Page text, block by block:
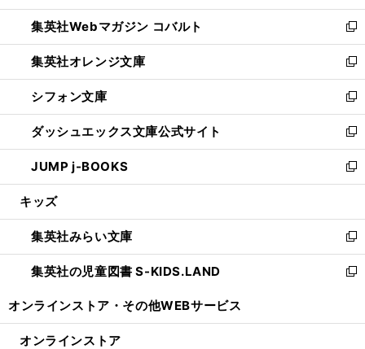
開
く
ウ
で
開
く
ン
ド
ウ
で
開
く
ウ
ィ
ン
ド
ウ
で
開
く
集英社Webマガジン コバルト
新
し
い
ウ
ィ
ン
ド
ウ
で
開
集英社オレンジ文庫
新
し
い
ウ
ィ
ン
ド
ウ
開
く
シフォン文庫
新
し
い
ウ
ィ
ン
ウ
で
開
く
ダッシュエックス文庫公式サイト
新
し
い
ウ
ン
ド
ウ
で
JUMP j-BOOKS
新
し
ウ
ィ
ン
ド
開
キッズ
集英社みらい文庫
新
し
い
ン
集英社の児童図書 S-KIDS.LAND
新
ウ
オンラインストア・ その他WEBサービス
オンラインストア